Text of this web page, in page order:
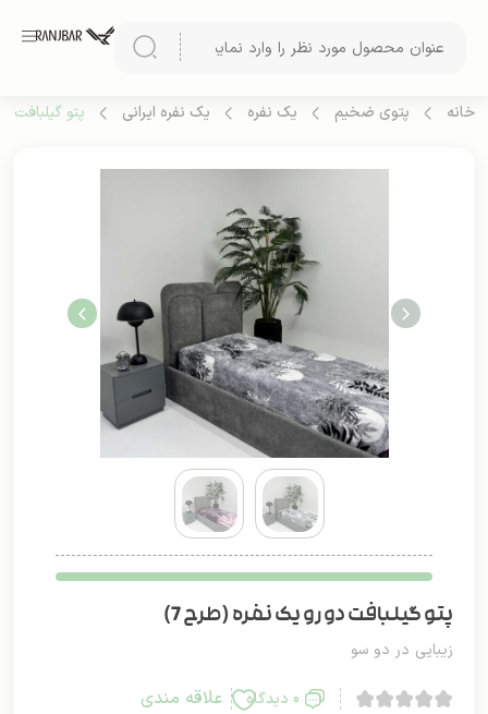
خانه پتوی ضخیم یک نفره یک نفره ایرانی پتو گیلبافت
پتو گیلبافت دو رو یک نفره (طرح 7)
زیبایی در دو سو
0 دیدگاه علاقه مندی